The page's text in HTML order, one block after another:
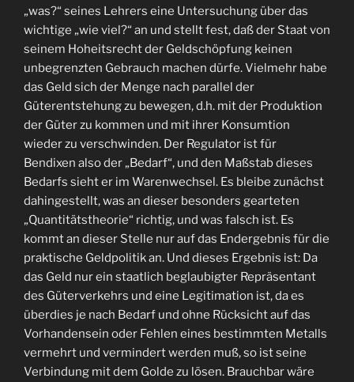
„was?“ seines Lehrers eine Untersuchung über das
wichtige „wie viel?“ an und stellt fest, daß der Staat von
seinem Hoheitsrecht der Geldschöpfung keinen
unbegrenzten Gebrauch machen dürfe. Vielmehr habe
das Geld sich der Menge nach parallel der
Güterentstehung zu bewegen, d.h. mit der Produktion
der Güter zu kommen und mit ihrer Konsumtion
wieder zu verschwinden. Der Regulator ist für
Bendixen also der „Bedarf“, und den Maßstab dieses
Bedarfs sieht er im Warenwechsel. Es bleibe zunächst
dahingestellt, was an dieser besonders gearteten
„Quantitätstheorie“ richtig, und was falsch ist. Es
kommt an dieser Stelle nur auf das Endergebnis für die
praktische Geldpolitik an. Und dieses Ergebnis ist: Da
das Geld nur ein staatlich beglaubigter Repräsentant
des Güterverkehrs und eine Legitimation ist, da es
überdies je nach Bedarf und ohne Rücksicht auf das
Vorhandensein oder Fehlen eines bestimmten Metalls
vermehrt und vermindert werden muß, so ist seine
Verbindung mit dem Golde zu lösen. Brauchbar wäre